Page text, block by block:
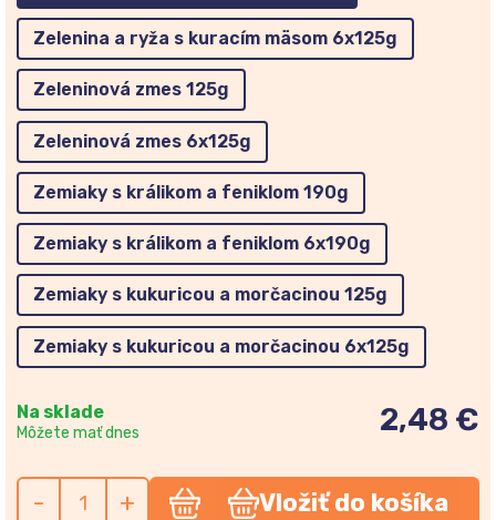
Zelenina a ryža s kuracím mäsom 6x125g
Zeleninová zmes 125g
Zeleninová zmes 6x125g
Zemiaky s králikom a feniklom 190g
Zemiaky s králikom a feniklom 6x190g
Zemiaky s kukuricou a morčacinou 125g
Zemiaky s kukuricou a morčacinou 6x125g
Na sklade
Môžete mať dnes 2,48 €
- + Vložiť do košíka